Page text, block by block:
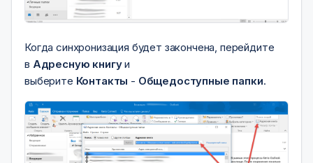
Когда синхронизация будет закончена, перейдите
в Адресную книгуи
выберите Контакты - Общедоступные папки.